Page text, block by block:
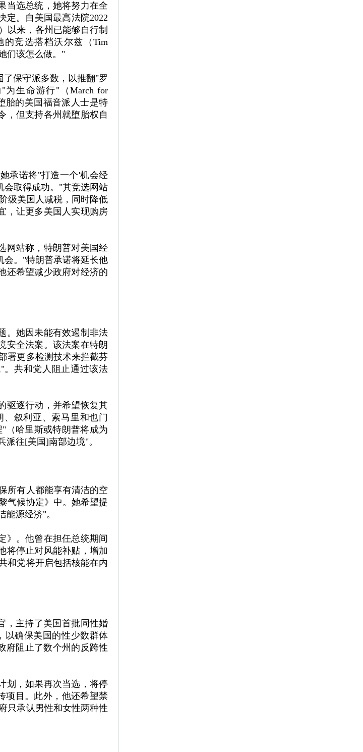
当选总统，她将努力在全
定。自美国最高法院2022
以来，各州已能够自行制
竞选搭档沃尔兹（Tim
们该怎么做。"
保守派多数，以推翻"罗
为生命游行"（March for
胎的美国福音派人士是特
，但支持各州就堕胎权自
承诺将"打造一个'机会经
会取得成功。"其竞选网站
级美国人减税，同时降低
，让更多美国人实现购房
网站称，特朗普对美国经
会。"特朗普承诺将延长他
还希望减少政府对经济的
。她因未能有效遏制非法
安全法案。该法案在特朗
署更多检测技术来拦截芬
。共和党人阻止通过该法
驱逐行动，并希望恢复其
叙利亚、索马里和也门
（哈里斯或特朗普将成为
派往[美国]南部边境"。
所有人都能享有清洁的空
气候协定》中。她希望提
源经济"。
》。他曾在担任总统期间
将停止对风能补贴，增加
和党将开启包括核能在内
，主持了美国首批同性婚
以确保美国的性少数群体
府阻止了数个州的反跨性
划，如果再次当选，将停
项目。此外，他还希望禁
只承认男性和女性两种性